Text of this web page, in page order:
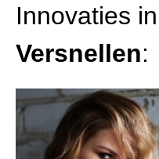
Innovaties
Versnellen: